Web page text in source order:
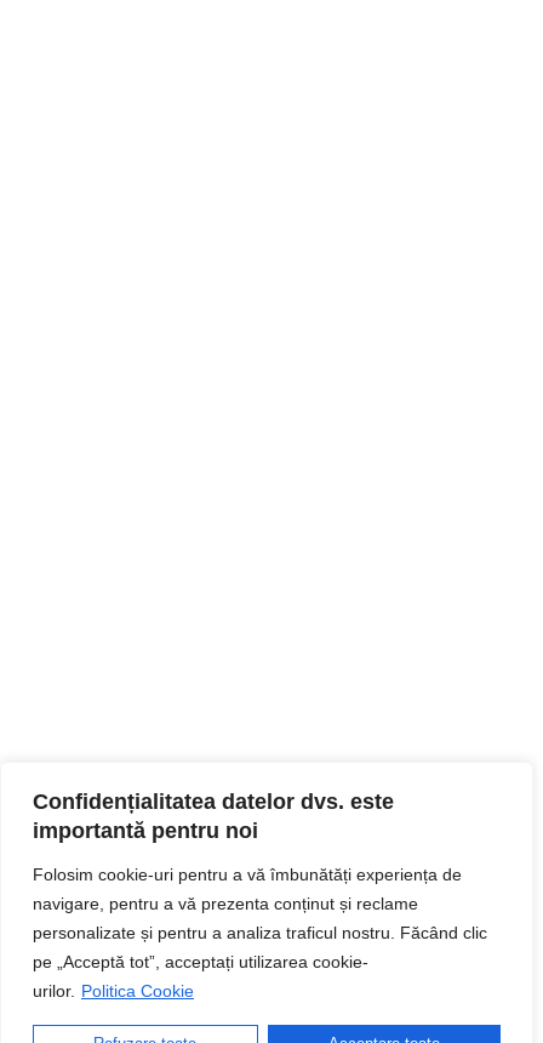
Confidențialitatea datelor dvs. este
importantă pentru noi
Folosim cookie-uri pentru a vă îmbunătăți experiența de
navigare, pentru a vă prezenta conținut și reclame
personalizate și pentru a analiza traficul nostru. Făcând clic
pe „Acceptă tot”, acceptați utilizarea cookie-
urilor. Politica Cookie